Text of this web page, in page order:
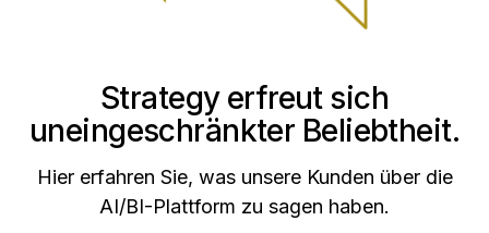
Strategy erfreut sich
uneingeschränkter Beliebtheit.
Hier erfahren Sie, was unsere Kunden über die
AI/BI-Plattform zu sagen haben.